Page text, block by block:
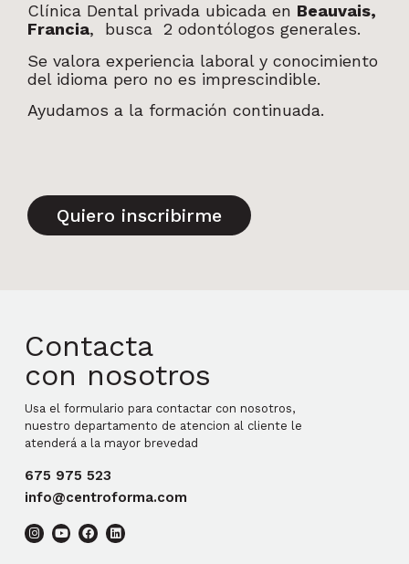
Clínica Dental privada ubicada en Beauvais,
Francia, busca 2 odontólogos generales.
Se valora experiencia laboral y conocimiento
del idioma pero no es imprescindible.
Ayudamos a la formación continuada.
Quiero inscribirme
Contacta
con nosotros
Usa el formulario para contactar con nosotros,
nuestro departamento de atencion al cliente le
atenderá a la mayor brevedad
675 975 523
info@centroforma.com